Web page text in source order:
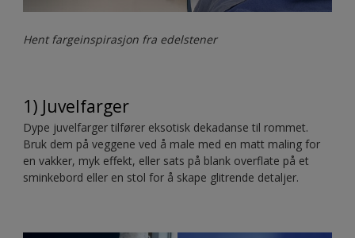
Hent fargeinspirasjon fra edelstener
1) Juvelfarger
Dype juvelfarger tilfører eksotisk dekadanse til rommet.
Bruk dem på veggene ved å male med en matt maling for
en vakker, myk effekt, eller sats på blank overflate på et
sminkebord eller en stol for å skape glitrende detaljer.